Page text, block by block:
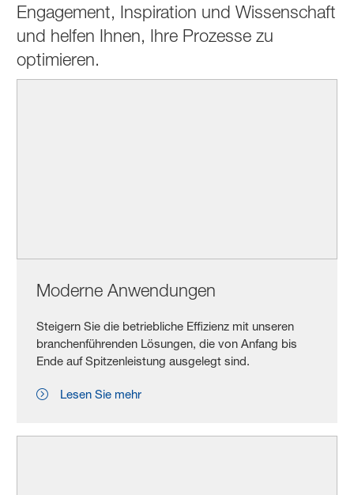
Engagement, Inspiration und Wissenschaft
und helfen Ihnen, Ihre Prozesse zu
optimieren.
Moderne Anwendungen
Steigern Sie die betriebliche Effizienz mit unseren
branchenführenden Lösungen, die von Anfang bis
Ende auf Spitzenleistung ausgelegt sind.
Lesen Sie mehr